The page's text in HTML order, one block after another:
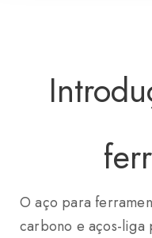
O aço para
carbono e aços-liga